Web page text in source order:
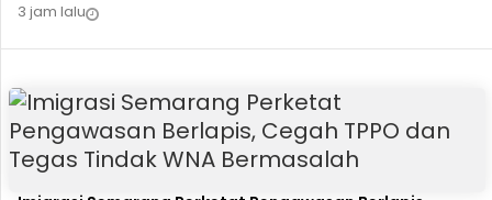
3 jam lalu